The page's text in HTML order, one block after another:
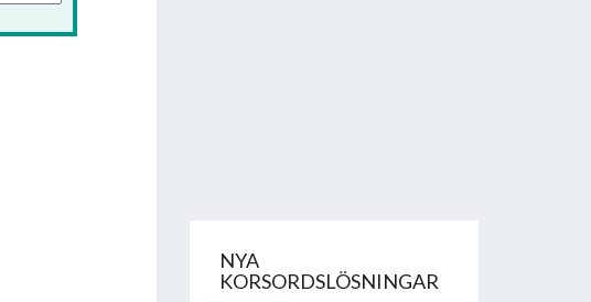
NYA
KORSORDSLÖSNINGAR